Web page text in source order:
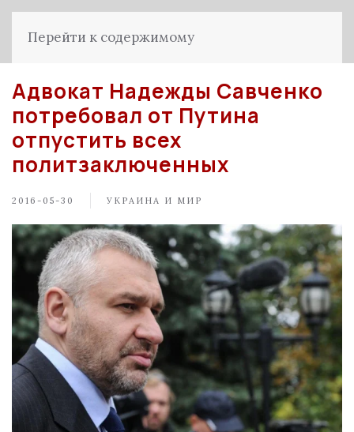
Перейти к содержимому
Адвокат Надежды Савченко
потребовал от Путина
отпустить всех
политзаключенных
2016-05-30 УКРАИНА И МИР